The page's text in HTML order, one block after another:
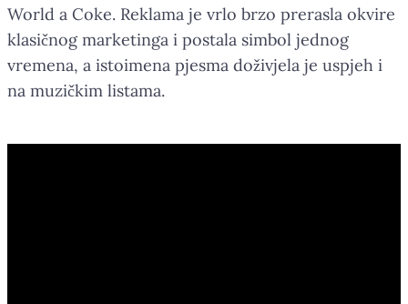
World a Coke. Reklama je vrlo brzo prerasla okvire
klasičnog marketinga i postala simbol jednog
vremena, a istoimena pjesma doživjela je uspjeh i
na muzičkim listama.